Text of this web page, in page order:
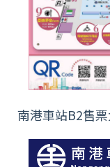
南港車站B2售